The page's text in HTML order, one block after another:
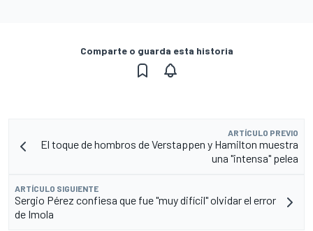
Comparte o guarda esta historia
ARTÍCULO PREVIO
El toque de hombros de Verstappen y Hamilton muestra
una "intensa" pelea
ARTÍCULO SIGUIENTE
Sergio Pérez confiesa que fue "muy difícil" olvidar el error
de Imola